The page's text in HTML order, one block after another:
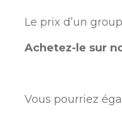
Le prix d’un
Achetez-le sur
Vous pourriez